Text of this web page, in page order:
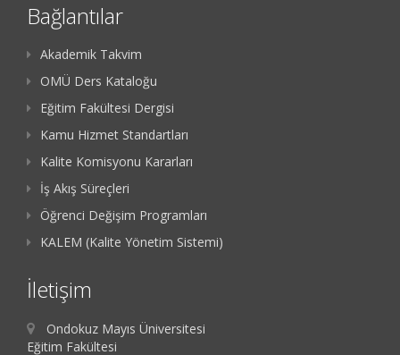
Bağlantılar
Akademik Takvim
OMÜ Ders Kataloğu
Eğitim Fakültesi Dergisi
Kamu Hizmet Standartları
Kalite Komisyonu Kararları
İş Akış Süreçleri
Öğrenci Değişim Programları
KALEM (Kalite Yönetim Sistemi)
İletişim
Ondokuz Mayıs Üniversitesi
Eğitim Fakültesi